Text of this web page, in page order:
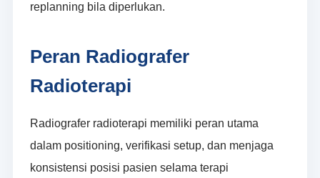
replanning bila diperlukan.
Peran Radiografer
Radioterapi
Radiografer radioterapi memiliki peran utama
dalam positioning, verifikasi setup, dan menjaga
konsistensi posisi pasien selama terapi